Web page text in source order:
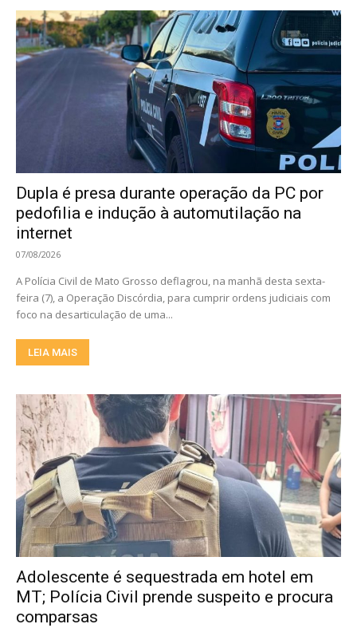
Dupla é presa durante operação da PC por
pedofilia e indução à automutilação na
internet
07/08/2026
A Polícia Civil de Mato Grosso deflagrou, na manhã desta sexta-
feira (7), a Operação Discórdia, para cumprir ordens judiciais com
foco na desarticulação de uma...
LEIA MAIS
Adolescente é sequestrada em hotel em
MT; Polícia Civil prende suspeito e procura
comparsas